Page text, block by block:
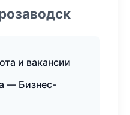
и вакансии
— Бизнес-